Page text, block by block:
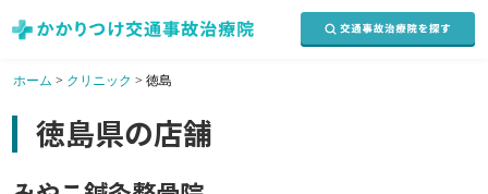
ホーム > クリニック > 徳島
徳島県の店舗